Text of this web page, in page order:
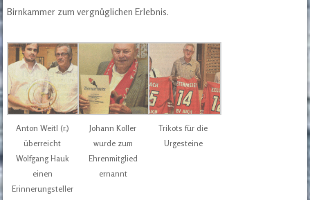
Birnkammer zum vergnüglichen Erlebnis.
Anton Weitl (r.)
überreicht
Wolfgang Hauk
einen
Erinnerungsteller
Johann Koller
wurde zum
Ehrenmitglied
ernannt
Trikots für die
Urgesteine